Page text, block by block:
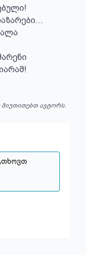
ავტორს.